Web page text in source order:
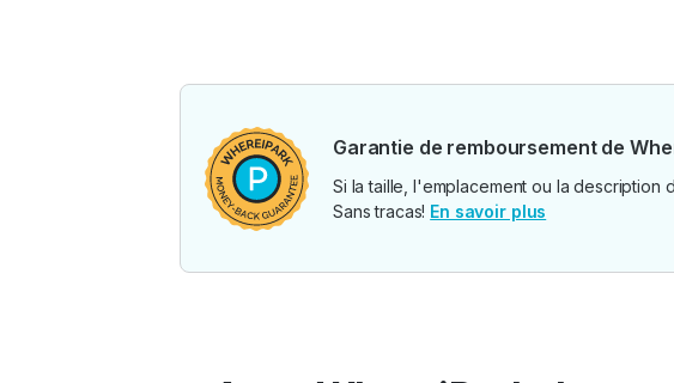
Garantie de remboursement de
Si la taille, l'emplacement ou la
Sans tracas! En savoir plus